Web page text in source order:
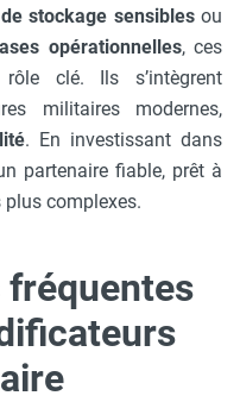
stockage sensiblesou
opérationnelles, ces
clé. Ils s’intègrent
militaires modernes,
. En investissant dans
partenaire fiable, prêt à
plus complexes.
fréquentes